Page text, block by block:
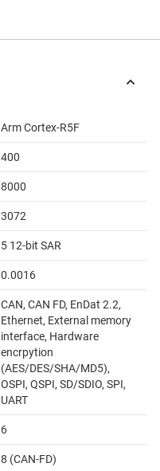
Arm Cortex-R5F
400
8000
3072
5 12-bit SAR
0.0016
CAN, CAN FD, EnDat 2.2,
Ethernet, External memory
interface, Hardware
encrpytion
(AES/DES/SHA/MD5),
OSPI, QSPI, SD/SDIO, SPI,
UART
6
8 (CAN-FD)